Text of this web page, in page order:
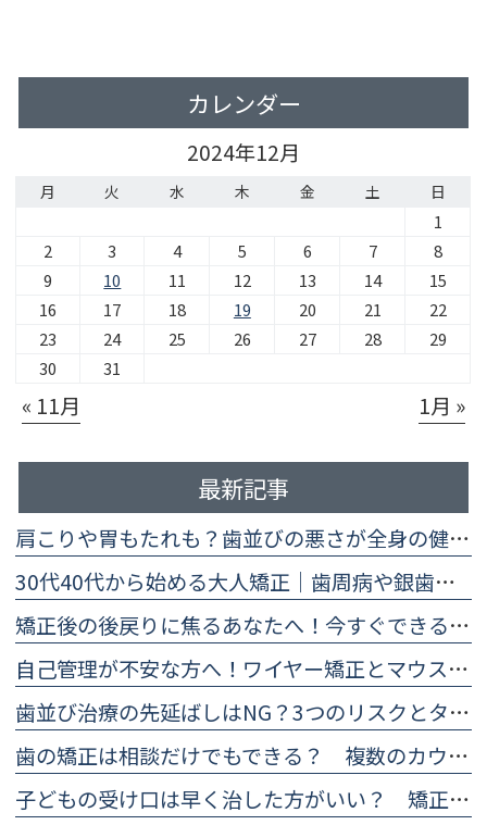
カレンダー
2024年12月
月 火 水 木 金 土 日
1
2
3 4 5 6 7
8
9
10 11 12 13 14
15
16
17 18 19 20 21
22
23
24 25 26 27 28
29
30
31
« 11月 1月 »
最新記事
肩こりや胃もたれも？歯並びの悪さが全身の健康に及ぼす5つの影響
30代40代から始める大人矯正｜歯周病や銀歯があっても大丈夫？
矯正後の後戻りに焦るあなたへ！今すぐできる予防法と再治療の目安
自己管理が不安な方へ！ワイヤー矯正とマウスピース矯正の違い比較
歯並び治療の先延ばしはNG？3つのリスクとタイミングを医師が解説
歯の矯正は相談だけでもできる？ 複数のカウンセリングを受けるメリットとは
子どもの受け口は早く治した方がいい？ 矯正した方がいいと言われる理由